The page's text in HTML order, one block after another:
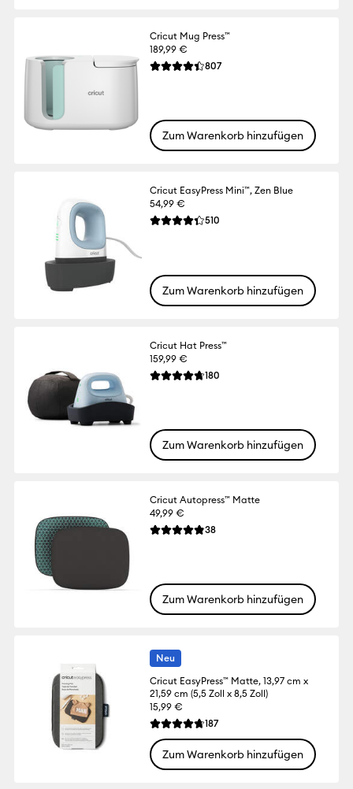
Cricut Mug Press™
189,99 €
Die durchschnittliche Bewertung für
807Reviews
Zum Warenkorb hinzufügen
Cricut EasyPress Mini™, Zen Blue
54,99 €
Die durchschnittliche Bewertung für
510
Zum Warenkorb hinzufügen
Cricut Hat Press™
159,99 €
Die durchschnittliche Bewertung für
180
Zum Warenkorb hinzufügen
Cricut Autopress™ Matte
49,99 €
Die durchschnittliche Bewertung für
38Reviews
Zum Warenkorb hinzufügen
Neu
Cricut EasyPress™ Matte, 13,97 cm x
21,59 cm (5,5 Zoll x 8,5 Zoll)
15,99 €
Die durchschnittliche Bewertung für
187Reviews
Zum Warenkorb hinzufügen